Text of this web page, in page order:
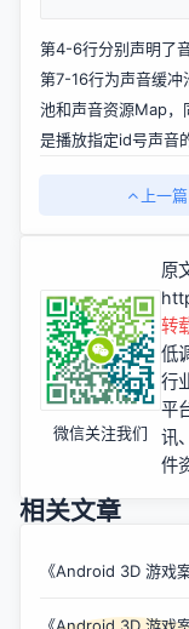
第4-6行分别声明了
第7-16行为声音缓冲
池和声音资源Map
是播放指定id号声音
上一篇
微信关注我们
原
转
低
行
平
讯
件
相关文章
《Android 3D 游